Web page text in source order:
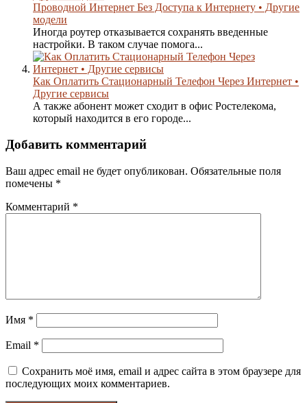
Проводной Интернет Без Доступа к Интернету • Другие
модели
Иногда роутер отказывается сохранять введенные
настройки. В таком случае помога...
Как Оплатить Стационарный Телефон Через Интернет •
Другие сервисы
А также абонент может сходит в офис Ростелекома,
который находится в его городе...
Добавить комментарий
Ваш адрес email не будет опубликован. Обязательные поля
помечены *
Комментарий *
Имя *
Email *
Сохранить моё имя, email и адрес сайта в этом браузере для
последующих моих комментариев.